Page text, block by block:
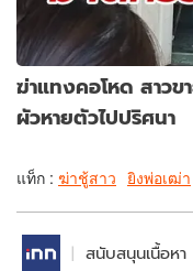
ฆ่าแทงคอโหด สาวข
ผัวหายตัวไปปริศนา
แท็ก : ฆ่าชู้สาว ยิงพ่อเฒ่า
สนับสนุนเนื้อหา